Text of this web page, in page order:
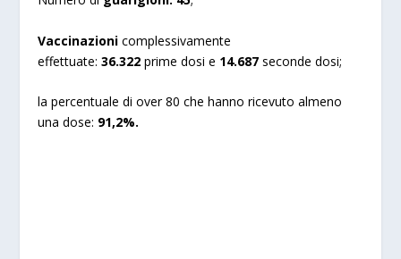
Vaccinazioni complessivamente
effettuate:36.322prime dosi e 14.687seconde dosi;
la percentuale di over 80 che hanno ricevuto almeno
una dose: 91,2%.